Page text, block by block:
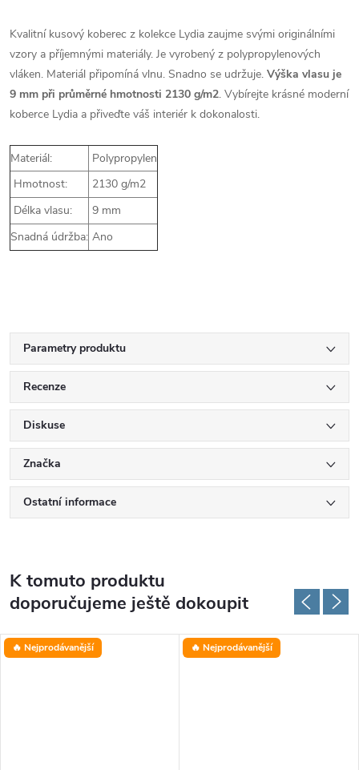
Kvalitní kusový koberec z kolekce Lydia zaujme svými originálními
vzory a příjemnými materiály. Je vyrobený z polypropylenových
vláken. Materiál připomíná vlnu. Snadno se udržuje. Výška vlasu je
9 mm při průměrné hmotnosti 2130 g/m2. Vybírejte krásné moderní
koberce Lydia a přiveďte váš interiér k dokonalosti.
Materiál:
Polypropylen
Hmotnost:
2130 g/m2
Délka vlasu:
9 mm
Snadná údržba: Ano
Parametry produktu
Recenze
Diskuse
Značka
Ostatní informace
K tomuto produktu
doporučujeme ještě dokoupit
🔥 Nejprodávanější 🔥 Nejprodávanější